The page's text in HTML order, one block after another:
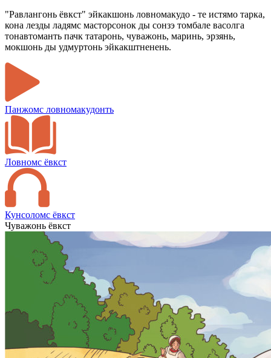
"Равлангонь ёвкст" эйкакшонь ловномакудо - те истямо тарка,
кона лезды ладямс масторсонок ды сонзэ томбале васолга
тонавтоманть пачк татаронь, чуважонь, маринь, эрзянь,
мокшонь ды удмуртонь эйкакштненень.
Панжомс ловномакудонть
Ловномс ёвкст
Кунсоломс ёвкст
Чуважонь ёвкст